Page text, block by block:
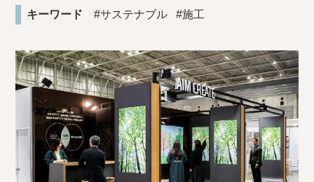
キーワード #サステナブル #施工